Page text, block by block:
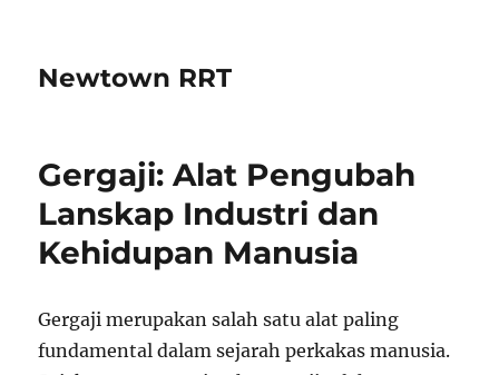
Newtown RRT
Gergaji: Alat Pengubah
Lanskap Industri dan
Kehidupan Manusia
Gergaji merupakan salah satu alat paling
fundamental dalam sejarah perkakas manusia.